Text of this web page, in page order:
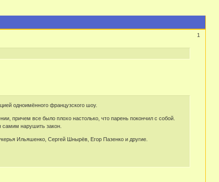
1
одноимённого французского шоу.
причем все было плохо настолько, что парень покончил с собой.
самим нарушить закон.
Ильяшенко, Сергей Шнырёв, Егор Пазенко и другие.